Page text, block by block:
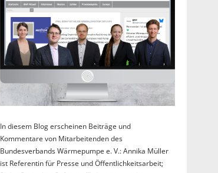
In diesem Blog erscheinen Beiträge und
Kommentare von Mitarbeitenden des
Bundesverbands Wärmepumpe e. V.: Annika Müller
ist Referentin für Presse und Öffentlichkeitsarbeit;